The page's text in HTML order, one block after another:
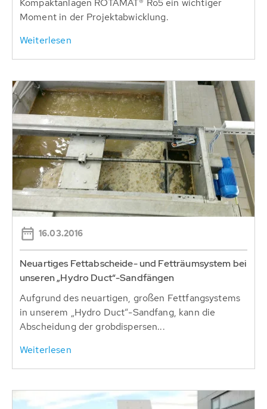
Kompaktanlagen ROTAMAT® Ro5 ein wichtiger
Moment in der Projektabwicklung.
Weiterlesen
16.03.2016
Neuartiges Fettabscheide- und Fetträumsystem bei
unseren „Hydro Duct“-Sandfängen
Aufgrund des neuartigen, großen Fettfangsystems
in unserem „Hydro Duct“-Sandfang, kann die
Abscheidung der grobdispersen...
Weiterlesen